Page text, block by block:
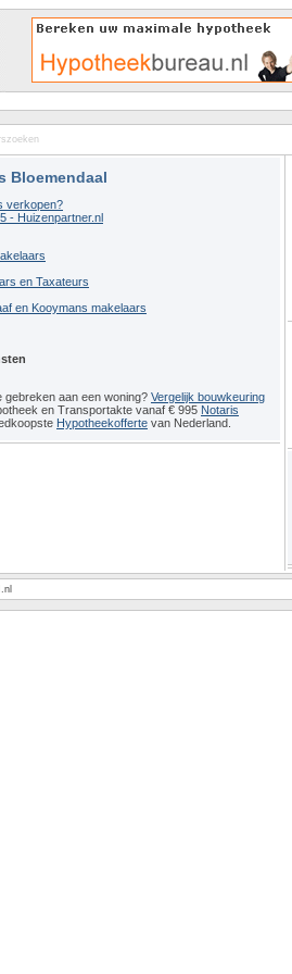
Bloemendaal
verkopen?
- Huizenpartner.nl
en Taxateurs
en Kooymans makelaars
gebreken aan een woning? Vergelijk bouwkeuring
en Transportakte vanaf € 995 Notaris
Hypotheekofferte van Nederland.